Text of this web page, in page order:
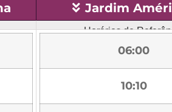
Jardim
Horários de
06:00
10:10